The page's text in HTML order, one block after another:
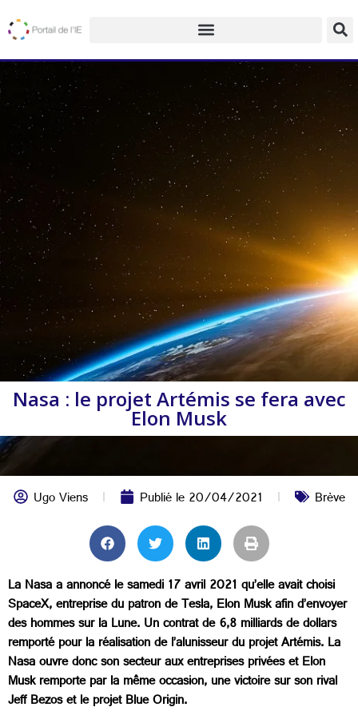
Nasa : le projet Artémis se fera avec
Elon Musk
Ugo Viens Publié le20/04/2021 Brève
La Nasa a annoncé le samedi 17 avril 2021 qu’elle avait choisi
SpaceX, entreprise du patron de Tesla, Elon Musk afin d’envoyer
des hommes sur la Lune. Un contrat de 6,8 milliards de dollars
remporté pour la réalisation de l’alunisseur du projet Artémis. La
Nasa ouvre donc son secteur aux entreprises privées et Elon
Musk remporte par la même occasion, une victoire sur son rival
Jeff Bezos et le projet Blue Origin.